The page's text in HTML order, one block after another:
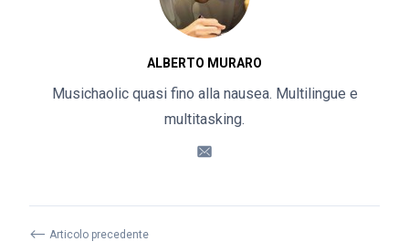
ALBERTO MURARO
Musichaolic quasi fino alla nausea. Multilingue e
multitasking.
⟵ Articolo precedente